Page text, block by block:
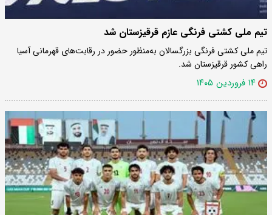
تیم ملی کشتی فرنگی عازم قرقیزستان شد
تیم ملی کشتی فرنگی بزرگسالان به‌منظور حضور در رقابت‌های قهرمانی آسیا
راهی کشور قرقیزستان شد.
۱۴ فروردین ۱۴۰۵